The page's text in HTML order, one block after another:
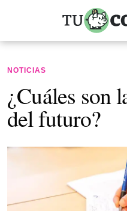
NOTICIAS
¿Cuáles son
del futuro?